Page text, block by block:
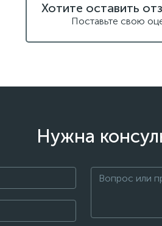
Хотите оставить
Поставьте свою
Нужна